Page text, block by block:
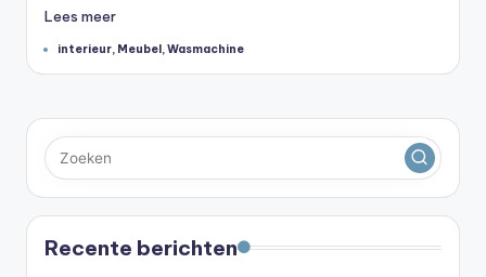
Lees meer
Tags:interieur Meubel Wasmachine
Recente berichten